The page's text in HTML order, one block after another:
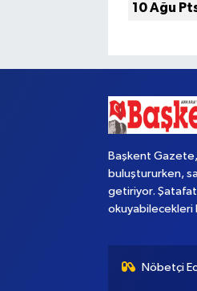
10 Ağu
Başkent
buluştururken,
getiriyor.
okuyabilecekleri
Nöbetçi